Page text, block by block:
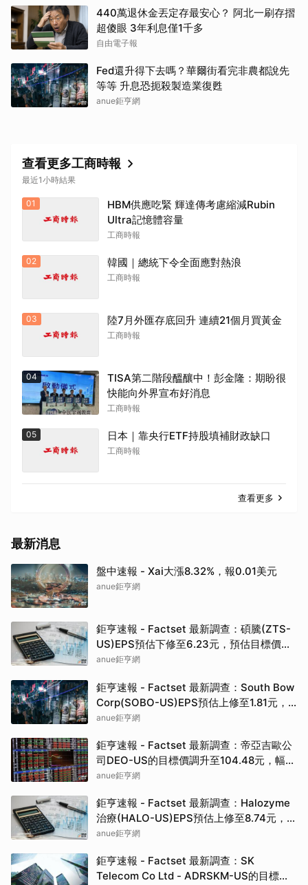
440萬退休金丟定存最安心？ 阿北一刷存摺
超傻眼 3年利息僅1千多
自由電子報
Fed還升得下去嗎？華爾街看完非農都說先
等等 升息恐扼殺製造業復甦
anue鉅亨網
查看更多工商時報
最近1小時結果
01
HBM供應吃緊 輝達傳考慮縮減Rubin
Ultra記憶體容量
工商時報
02 韓國｜總統下令全面應對熱浪
工商時報
03 陸7月外匯存底回升 連續21個月買黃金
工商時報
04
TISA第二階段醞釀中！彭金隆：期盼很
快能向外界宣布好消息
工商時報
05 日本｜靠央行ETF持股填補財政缺口
工商時報
查看更多
最新消息
盤中速報 - Xai大漲8.32%，報0.01美元
anue鉅亨網
鉅亨速報 - Factset 最新調查：碩騰(ZTS-
US)EPS預估下修至6.23元，預估目標價為
90.00元
anue鉅亨網
鉅亨速報 - Factset 最新調查：South Bow
Corp(SOBO-US)EPS預估上修至1.81元，
預估目標價為35.83元
anue鉅亨網
鉅亨速報 - Factset 最新調查：帝亞吉歐公
司DEO-US的目標價調升至104.48元，幅度
約3.43%
anue鉅亨網
鉅亨速報 - Factset 最新調查：Halozyme
治療(HALO-US)EPS預估上修至8.74元，預
估目標價為105.00元
anue鉅亨網
鉅亨速報 - Factset 最新調查：SK
Telecom Co Ltd - ADRSKM-US的目標價